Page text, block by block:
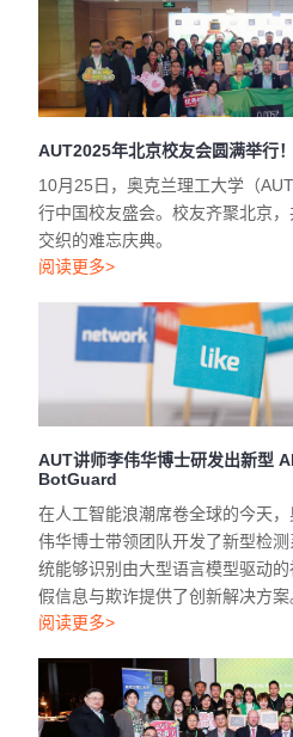
AUT2025年北京校友会圆满举行！
10月25日，奥克兰理工大学（
行中国校友盛会。校友齐聚北京
交织的难忘庆典。
阅读更多>
AUT讲师李伟华博士研发出新型
BotGuard
在人工智能浪潮席卷全球的今天
伟华博士带领团队开发了新型检
统能够识别由大型语言模型驱动
假信息与欺诈提供了创新解决方案
阅读更多>